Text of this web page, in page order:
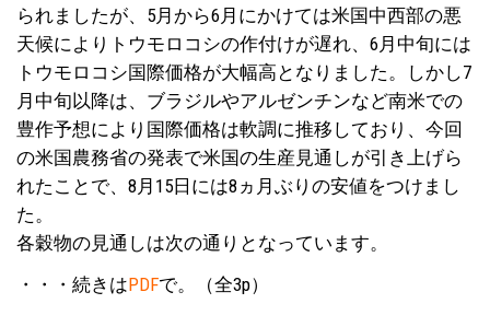
られましたが、5月から6月にかけては米国中西部の悪
天候によりトウモロコシの作付けが遅れ、6月中旬には
トウモロコシ国際価格が大幅高となりました。しかし7
月中旬以降は、ブラジルやアルゼンチンなど南米での
豊作予想により国際価格は軟調に推移しており、今回
の米国農務省の発表で米国の生産見通しが引き上げら
れたことで、8月15日には8ヵ月ぶりの安値をつけまし
た。
各穀物の見通しは次の通りとなっています。
・・・続きはPDFで。（全3p）